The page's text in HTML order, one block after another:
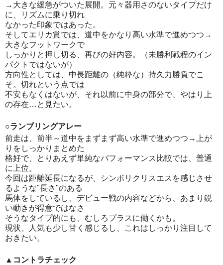
→大きな緩急がついた展開。元々器用さのないタイプだけ
に、リズムに乗り切れ
なかった印象ではあった。
そしてエリカ賞では、道中をかなり高い水準で進めつつ→
大きなフットワークで
しっかりと押し切る、再びの好内容。（未勝利戦程のイン
パクトではないが）
方向性としては、中長距離の（純粋な）持久力勝負でこ
そ。切れという点では
不安もなくはないが、それ以前に中身の部分で、やはり上
の存在…と見たい。
○ランブリングアレー
前走は、前半～道中をまずまず高い水準で進めつつ→上が
りをしっかりまとめた
格好で、とりあえず単純なパフォーマンス比較では、普通
に上位。
今回は距離延長になるが、シンボリクリスエスを感じさせ
るような"長さ"のある
馬体をしているし、デビュー戦の内容などから、あまり鋭
い動きが得意ではなさ
そうなタイプ的にも、むしろプラスに働くかも。
現状、人気も少し甘く感じるし、これはしっかり注目して
おきたい。
▲コントラチェック